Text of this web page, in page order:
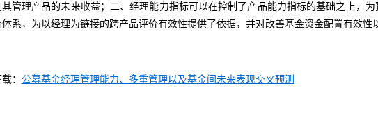
其管理产品的未来收益；二、经理能力指标可以在控制了产品能力指标的基础之上，
体系，为以经理为链接的跨产品评价有效性提供了依据，并对改善基金资金配置有效性
： 公募基金经理管理能力、多重管理以及基金间未来表现交叉预测